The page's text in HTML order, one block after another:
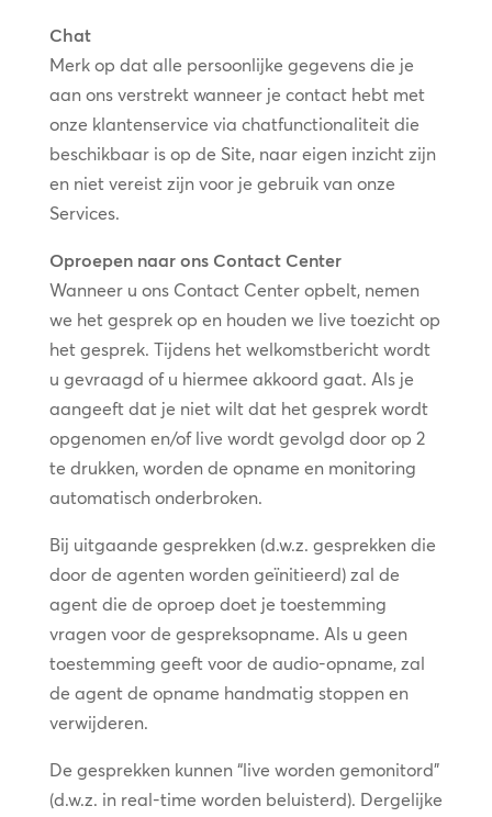
Chat
Merk op dat alle persoonlijke gegevens die je
aan ons verstrekt wanneer je contact hebt met
onze klantenservice via chatfunctionaliteit die
beschikbaar is op de Site, naar eigen inzicht zijn
en niet vereist zijn voor je gebruik van onze
Services.
Oproepen naar ons Contact Center
Wanneer u ons Contact Center opbelt, nemen
we het gesprek op en houden we live toezicht op
het gesprek. Tijdens het welkomstbericht wordt
u gevraagd of u hiermee akkoord gaat. Als je
aangeeft dat je niet wilt dat het gesprek wordt
opgenomen en/of live wordt gevolgd door op 2
te drukken, worden de opname en monitoring
automatisch onderbroken.
Bij uitgaande gesprekken (d.w.z. gesprekken die
door de agenten worden geïnitieerd) zal de
agent die de oproep doet je toestemming
vragen voor de gespreksopname. Als u geen
toestemming geeft voor de audio-opname, zal
de agent de opname handmatig stoppen en
verwijderen.
De gesprekken kunnen “live worden gemonitord”
(d.w.z. in real-time worden beluisterd). Dergelijke